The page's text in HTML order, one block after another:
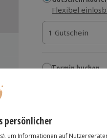
Flexibel
1 Gutschein
1 Gutschein
1 Gutschein
Termin buchen
480,90 €
zzgl. Versand(inkl.